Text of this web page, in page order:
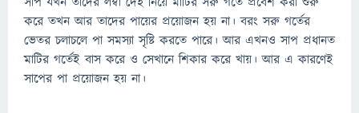
করে তখন আর তাদের পায়ের প্রয়োজন হয় না। বরং সরু গর্তের
ভেতর চলাচলে পা সমস্যা সৃষ্টি করতে পারে। আর এখনও সাপ প্রধানত
মাটির গর্তেই বাস করে ও সেখানে শিকার করে খায়। আর এ কারণেই
সাপের পা প্রয়োজন হয় না।